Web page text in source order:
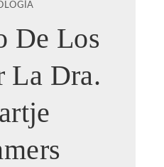
De Los
La Dra.